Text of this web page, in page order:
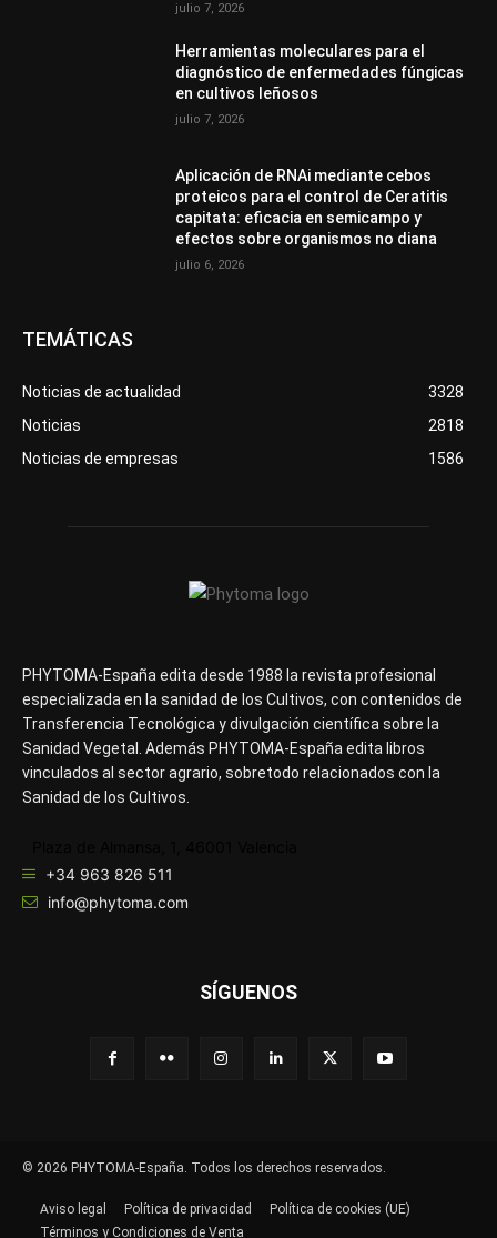
julio 7, 2026
Herramientas moleculares para el
diagnóstico de enfermedades fúngicas
en cultivos leñosos
julio 7, 2026
Aplicación de RNAi mediante cebos
proteicos para el control de Ceratitis
capitata: eficacia en semicampo y
efectos sobre organismos no diana
julio 6, 2026
TEMÁTICAS
Noticias de actualidad
3328
Noticias
2818
Noticias de empresas
1586
PHYTOMA-España edita desde 1988 la revista profesional
especializada en la sanidad de los Cultivos, con contenidos de
Transferencia Tecnológica y divulgación científica sobre la
Sanidad Vegetal. Además PHYTOMA-España edita libros
vinculados al sector agrario, sobretodo relacionados con la
Sanidad de los Cultivos.
+34 963 826 511
info@phytoma.com
SÍGUENOS
© 2026 PHYTOMA-España. Todos los derechos reservados.
Aviso legal Política de privacidad
Política de cookies (UE)
Términos y Condiciones de Venta